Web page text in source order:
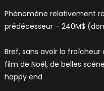
Phénomène relativement
prédécesseur – 240M$
Bref, sans avoir la
film de Noël, de belles
happy end